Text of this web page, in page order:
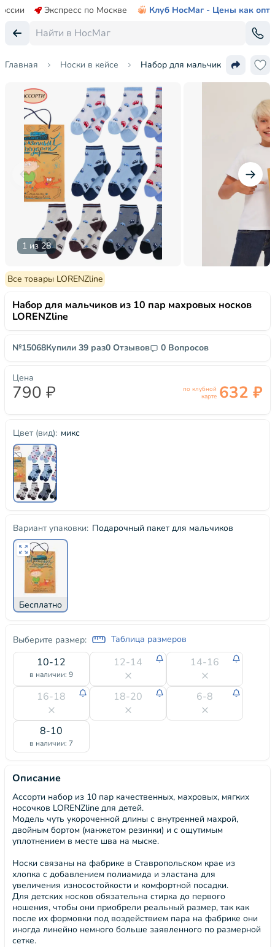
Экспресс по Москве Клуб НосМаг - Цены как опт
Главная Носки в кейсе Набор для мальчиков из 10 пар
1 из 28
Все товары LORENZline
Набор для мальчиков из 10 пар махровых носков
LORENZline
№15068Купили 39 раз0 Отзывов 0 Вопросов
Цвет (вид): микс
Вариант упаковки: Подарочный пакет для мальчиков
Бесплатно
Выберите размер: Таблица размеров
10-12
в наличии: 9
12-14 14-16
16-18 18-20 6-8
8-10
в наличии: 7
Цена
790 ₽
по клубной
карте 632 ₽
Описание
Ассорти набор из 10 пар качественных, махровых, мягких
носочков LORENZline для детей.
Модель чуть укороченной длины с внутренней махрой,
двойным бортом (манжетом резинки) и с ощутимым
уплотнением в месте шва на мыске.
Носки связаны на фабрике в Ставропольском крае из
хлопка с добавлением полиамида и эластана для
увеличения износостойкости и комфортной посадки.
Для детских носков обязательна стирка до первого
ношения, чтобы они приобрели реальный размер, так как
после их формовки под воздействием пара на фабрике они
иногда линейно немного больше заявленного по размерной
сетке.